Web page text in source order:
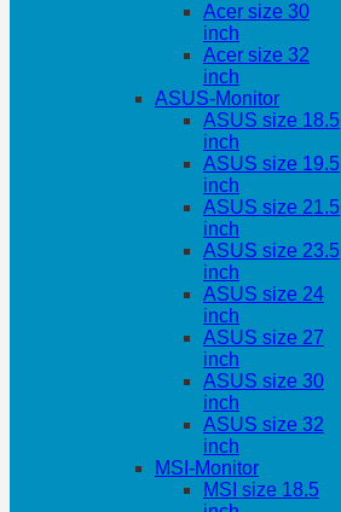
Acer size 30
inch
Acer size 32
inch
ASUS-Monitor
ASUS size 18.5
inch
ASUS size 19.5
inch
ASUS size 21.5
inch
ASUS size 23.5
inch
ASUS size 24
inch
ASUS size 27
inch
ASUS size 30
inch
ASUS size 32
inch
MSI-Monitor
MSI size 18.5